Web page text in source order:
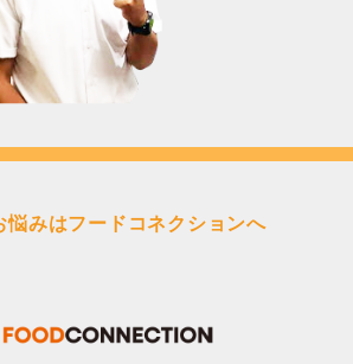
悩みはフードコネクションへ